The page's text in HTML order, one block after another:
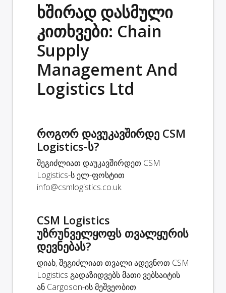
ხშირად დასმული
კითხვები: Chain
Supply
Management And
Logistics Ltd
როგორ დავუკავშირდე CSM
Logistics-ს?
შეგიძლიათ დაუკავშირდეთ CSM
Logistics-ს ელ-ფოსტით
info@csmlogistics.co.uk.
CSM Logistics
უზრუნველყოფს თვალყურის
დევნებას?
დიახ, შეგიძლიათ თვალი ადევნოთ CSM
Logistics გადაზიდვებს მათი ვებსაიტის
ან Cargoson-ის მეშვეობით.